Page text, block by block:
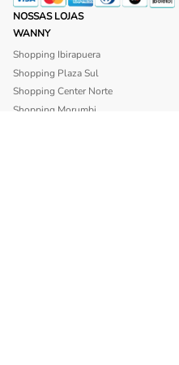
NOSSAS LOJAS
WANNY
Shopping Ibirapuera
Shopping Plaza Sul
Shopping Center Norte
Shopping Morumbi